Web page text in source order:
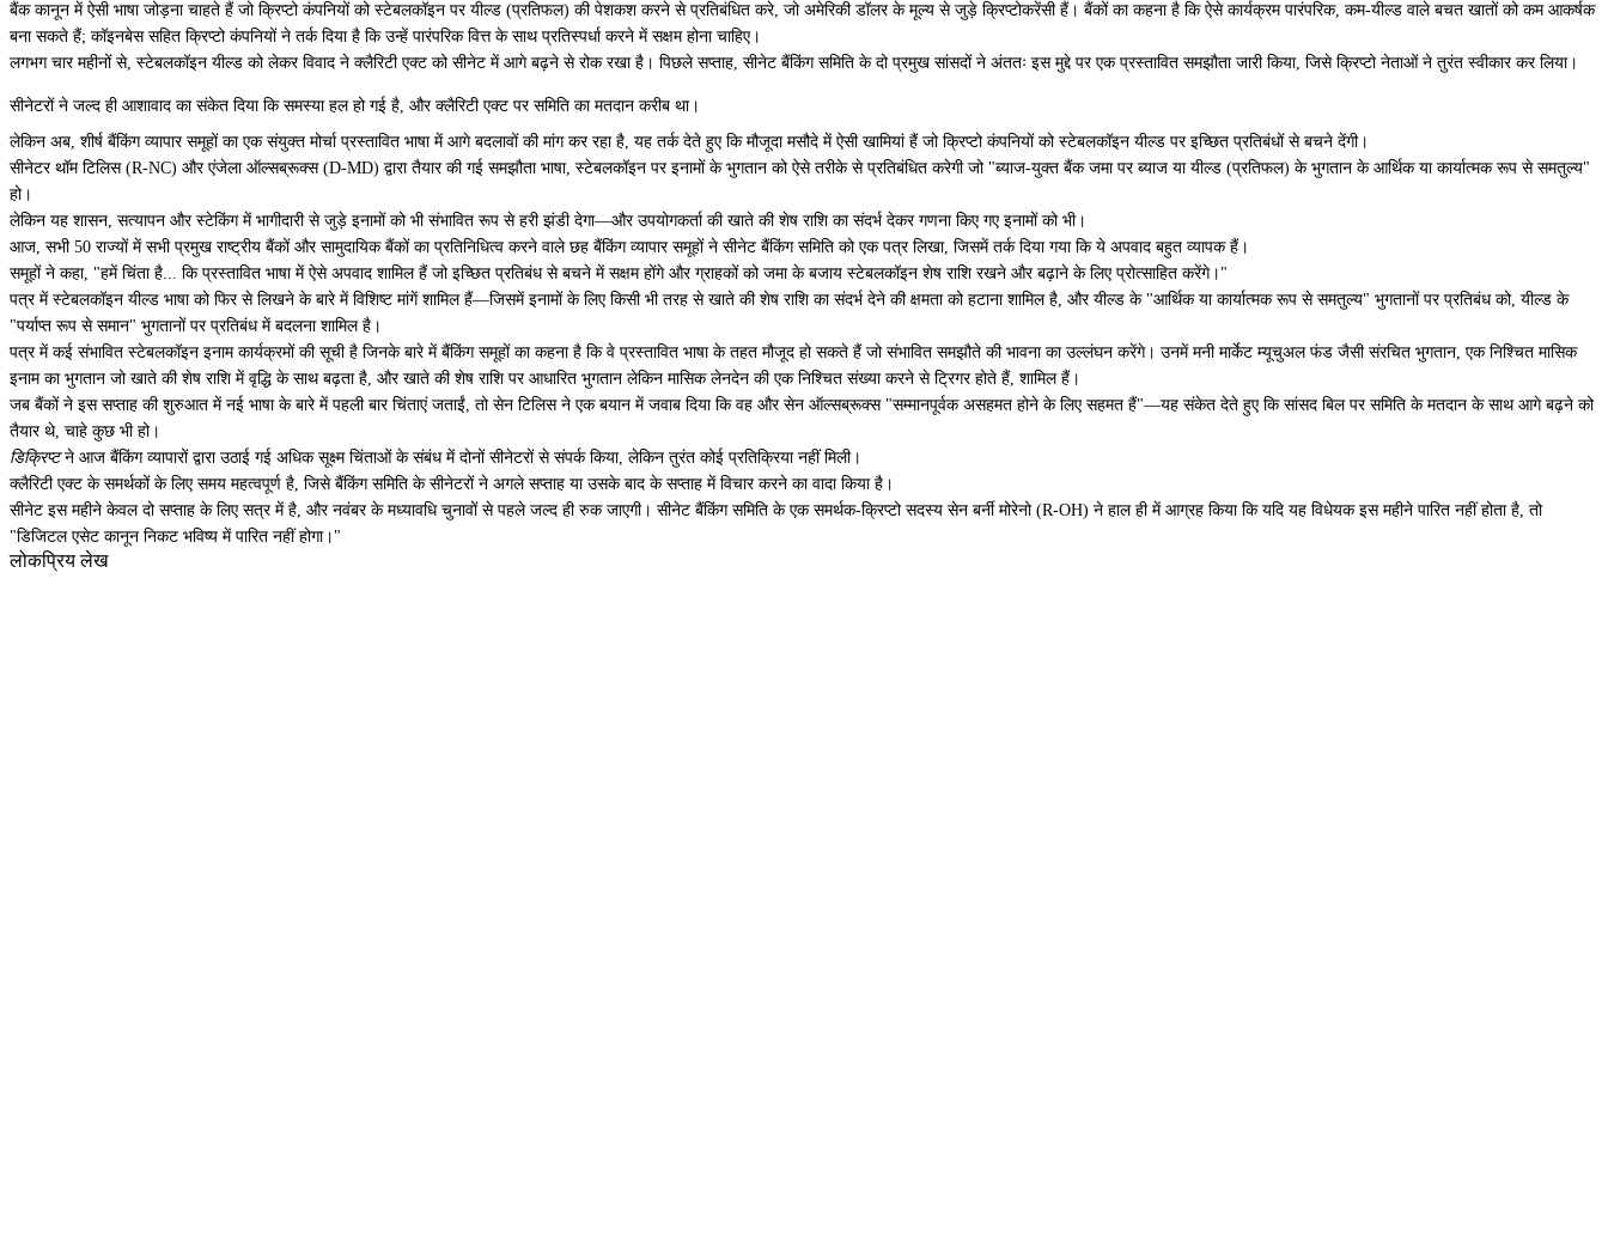
बैंक कानून में ऐसी भाषा जोड़ना चाहते हैं जो क्रिप्टो कंपनियों को स्टेबलकॉइन पर यील्ड (प्रतिफल) की पेशकश करने से प्रतिबंधित करे, जो अमेरिकी डॉलर के मूल्य से जुड़े क्रिप्टोकरेंसी हैं। बैंकों का कहना है कि ऐसे कार्यक्रम पारंपरिक, कम-यील्ड वाले बचत खातों को कम आकर्षक
बना सकते हैं; कॉइनबेस सहित क्रिप्टो कंपनियों ने तर्क दिया है कि उन्हें पारंपरिक वित्त के साथ प्रतिस्पर्धा करने में सक्षम होना चाहिए।
लगभग चार महीनों से, स्टेबलकॉइन यील्ड को लेकर विवाद ने क्लैरिटी एक्ट को सीनेट में आगे बढ़ने से रोक रखा है। पिछले सप्ताह, सीनेट बैंकिंग समिति के दो प्रमुख सांसदों ने अंततः इस मुद्दे पर एक प्रस्तावित समझौता जारी किया, जिसे क्रिप्टो नेताओं ने तुरंत स्वीकार कर लिया।
सीनेटरों ने जल्द ही आशावाद का संकेत दिया कि समस्या हल हो गई है, और क्लैरिटी एक्ट पर समिति का मतदान करीब था।
लेकिन अब, शीर्ष बैंकिंग व्यापार समूहों का एक संयुक्त मोर्चा प्रस्तावित भाषा में आगे बदलावों की मांग कर रहा है, यह तर्क देते हुए कि मौजूदा मसौदे में ऐसी खामियां हैं जो क्रिप्टो कंपनियों को स्टेबलकॉइन यील्ड पर इच्छित प्रतिबंधों से बचने देंगी।
सीनेटर थॉम टिलिस (R-NC) और एंजेला ऑल्सब्रूक्स (D-MD) द्वारा तैयार की गई समझौता भाषा, स्टेबलकॉइन पर इनामों के भुगतान को ऐसे तरीके से प्रतिबंधित करेगी जो "ब्याज-युक्त बैंक जमा पर ब्याज या यील्ड (प्रतिफल) के भुगतान के आर्थिक या कार्यात्मक रूप से समतुल्य"
हो।
लेकिन यह शासन, सत्यापन और स्टेकिंग में भागीदारी से जुड़े इनामों को भी संभावित रूप से हरी झंडी देगा—और उपयोगकर्ता की खाते की शेष राशि का संदर्भ देकर गणना किए गए इनामों को भी।
आज, सभी 50 राज्यों में सभी प्रमुख राष्ट्रीय बैंकों और सामुदायिक बैंकों का प्रतिनिधित्व करने वाले छह बैंकिंग व्यापार समूहों ने सीनेट बैंकिंग समिति को एक पत्र लिखा, जिसमें तर्क दिया गया कि ये अपवाद बहुत व्यापक हैं।
समूहों ने कहा, "हमें चिंता है... कि प्रस्तावित भाषा में ऐसे अपवाद शामिल हैं जो इच्छित प्रतिबंध से बचने में सक्षम होंगे और ग्राहकों को जमा के बजाय स्टेबलकॉइन शेष राशि रखने और बढ़ाने के लिए प्रोत्साहित करेंगे।"
पत्र में स्टेबलकॉइन यील्ड भाषा को फिर से लिखने के बारे में विशिष्ट मांगें शामिल हैं—जिसमें इनामों के लिए किसी भी तरह से खाते की शेष राशि का संदर्भ देने की क्षमता को हटाना शामिल है, और यील्ड के "आर्थिक या कार्यात्मक रूप से समतुल्य" भुगतानों पर प्रतिबंध को, यील्ड के
"पर्याप्त रूप से समान" भुगतानों पर प्रतिबंध में बदलना शामिल है।
पत्र में कई संभावित स्टेबलकॉइन इनाम कार्यक्रमों की सूची है जिनके बारे में बैंकिंग समूहों का कहना है कि वे प्रस्तावित भाषा के तहत मौजूद हो सकते हैं जो संभावित समझौते की भावना का उल्लंघन करेंगे। उनमें मनी मार्केट म्यूचुअल फंड जैसी संरचित भुगतान, एक निश्चित मासिक
इनाम का भुगतान जो खाते की शेष राशि में वृद्धि के साथ बढ़ता है, और खाते की शेष राशि पर आधारित भुगतान लेकिन मासिक लेनदेन की एक निश्चित संख्या करने से ट्रिगर होते हैं, शामिल हैं।
जब बैंकों ने इस सप्ताह की शुरुआत में नई भाषा के बारे में पहली बार चिंताएं जताईं, तो सेन टिलिस ने एक बयान में जवाब दिया कि वह और सेन ऑल्सब्रूक्स "सम्मानपूर्वक असहमत होने के लिए सहमत हैं"—यह संकेत देते हुए कि सांसद बिल पर समिति के मतदान के साथ आगे बढ़ने को
तैयार थे, चाहे कुछ भी हो।
डिक्रिप्टने आज बैंकिंग व्यापारों द्वारा उठाई गई अधिक सूक्ष्म चिंताओं के संबंध में दोनों सीनेटरों से संपर्क किया, लेकिन तुरंत कोई प्रतिक्रिया नहीं मिली।
क्लैरिटी एक्ट के समर्थकों के लिए समय महत्वपूर्ण है, जिसे बैंकिंग समिति के सीनेटरों ने अगले सप्ताह या उसके बाद के सप्ताह में विचार करने का वादा किया है।
सीनेट इस महीने केवल दो सप्ताह के लिए सत्र में है, और नवंबर के मध्यावधि चुनावों से पहले जल्द ही रुक जाएगी। सीनेट बैंकिंग समिति के एक समर्थक-क्रिप्टो सदस्य सेन बर्नी मोरेनो (R-OH) ने हाल ही में आग्रह किया कि यदि यह विधेयक इस महीने पारित नहीं होता है, तो
"डिजिटल एसेट कानून निकट भविष्य में पारित नहीं होगा।"
लोकप्रिय लेख